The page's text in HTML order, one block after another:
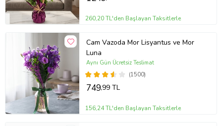
260,20 TL'den Başlayan Taksitlerle
Cam Vazoda Mor Lisyantus ve Mor
Luna
(1500)
Aynı Gün Ücretsiz Teslimat
749,99 TL
156,24 TL'den Başlayan Taksitlerle